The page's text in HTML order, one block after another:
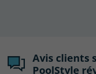
Avis clients
PoolStyle